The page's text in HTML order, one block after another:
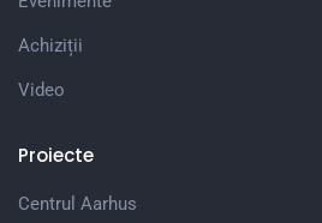
Achiziții
Video
Proiecte
Centrul Aarhus